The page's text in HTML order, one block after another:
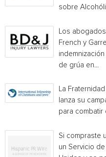
sobre
Los
French y
de grúa en...
La
lanza su
para combatir
Si compraste
un Servicio